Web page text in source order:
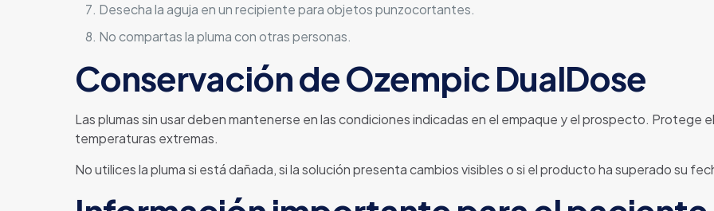
Desecha la aguja en un recipiente para objetos punzocortantes.
No compartas la pluma con otras personas.
Conservación de Ozempic DualDose
Las plumas sin usar deben mantenerse en las condiciones indicadas en el empaque y el prospecto. Protege
temperaturas extremas.
No utilices la pluma si está dañada, si la solución presenta cambios visibles o si el producto ha superado su